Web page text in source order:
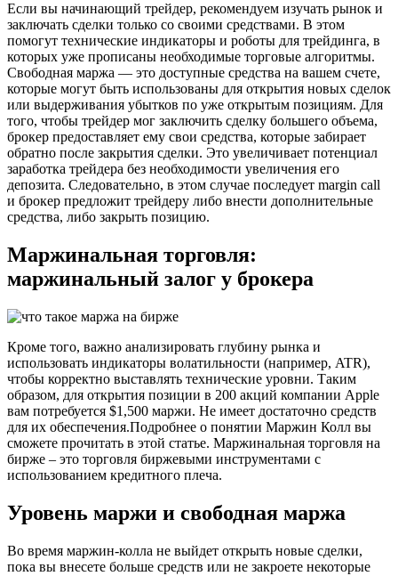
Если вы начинающий трейдер, рекомендуем изучать рынок и
заключать сделки только со своими средствами. В этом
помогут технические индикаторы и роботы для трейдинга, в
которых уже прописаны необходимые торговые алгоритмы.
Свободная маржа — это доступные средства на вашем счете,
которые могут быть использованы для открытия новых сделок
или выдерживания убытков по уже открытым позициям. Для
того, чтобы трейдер мог заключить сделку большего объема,
брокер предоставляет ему свои средства, которые забирает
обратно после закрытия сделки. Это увеличивает потенциал
заработка трейдера без необходимости увеличения его
депозита. Следовательно, в этом случае последует margin call
и брокер предложит трейдеру либо внести дополнительные
средства, либо закрыть позицию.
Маржинальная торговля:
маржинальный залог у брокера
Кроме того, важно анализировать глубину рынка и
использовать индикаторы волатильности (например, ATR),
чтобы корректно выставлять технические уровни. Таким
образом, для открытия позиции в 200 акций компании Apple
вам потребуется $1,500 маржи. Не имеет достаточно средств
для их обеспечения.Подробнее о понятии Маржин Колл вы
сможете прочитать в этой статье. Маржинальная торговля на
бирже – это торговля биржевыми инструментами с
использованием кредитного плеча.
Уровень маржи и свободная маржа
Во время маржин-колла не выйдет открыть новые сделки,
пока вы внесете больше средств или не закроете некоторые